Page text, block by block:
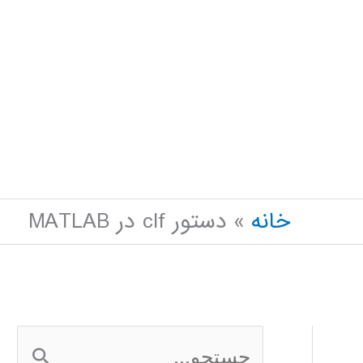
خانه
دستور clf در MATLAB